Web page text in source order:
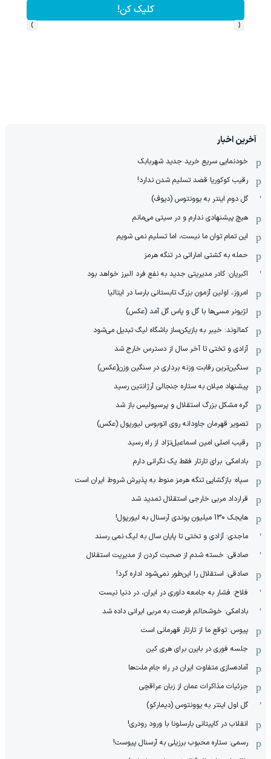
کلیک کن!
‹
›
آخرین اخبار
خودنمایی سریع خرید جدید شهربابک
رقیب کوکوریا قصد تسلیم شدن ندارد!
گل دوم اینتر به یوونتوس (دیوف)
هیچ پیشنهادی ندارم و در سیتی می‌مانم
این تمام توان ما نیست، اما تسلیم نمی شویم
حمله به کشتی اماراتی در تنگه هرمز
اکبریان: کادر مدیریتی جدید به نفع فرد البرز خواهد بود
امروز، اولین آزمون بزرگ تابستانی بارسا در ایتالیا
لژیونر مسی‌ها با گل و پاس گل آمد (عکس)
کمالوند: خیبر به بازیکن‌ساز باشگاه لیگ تبدیل می‌شود
آزادی و تختی تا آخر سال از دسترس خارج شد
سنگین‌ترین رقابت وزنه برداری در سنگین وزن(عکس)
پیشنهاد میلان به ستاره جنجالی آرژانتین رسید
گره مشکل بزرگ استقلال و پرسپولیس باز شد
تصویر قهرمان جاودانه روی اتوبوس لیورپول (عکس)
رقیب اصلی امین اسماعیل‌نژاد از راه رسید
بادامکی: برای تارتار فقط یک نگرانی دارم
سپاه: بازگشایی تنگه هرمز منوط به پذیرش شروط ایران است
قرارداد مربی خارجی استقلال تمدید شد
هایجک 130 میلیون پوندی آرسنال به لیورپول!
ماجدی: آزادی و تختی تا پایان سال به لیگ نمی رسند
صادقی: خسته شدم از صحبت کردن از مدیریت استقلال
صادقی: استقلال را این‌طور نمی‌شود اداره کرد!
فلاح: فشار به جامعه داوری در ایران، در دنیا نیست
بادامکی: خوشحالم فرصت به مربی ایرانی داده شد
پیوس: توقع ما از تارتار قهرمانی است
جلسه فوری در بایرن برای هری کین
آماده‌سازی متفاوت ایران در راه جام ملت‌ها
جزئیات مذاکرات عمان از زبان عراقچی
گل اول اینتر به یوونتوس (دیمارکو)
انقلاب در کاپیتانی بارسلونا با ورود رودری!
رسمی: ستاره محبوب برزیلی به آرسنال پیوست!